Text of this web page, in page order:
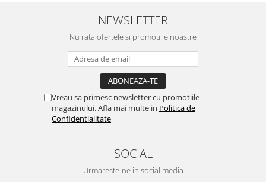
NEWSLETTER
Nu rata ofertele si promotiile noastre
Vreau sa primesc newsletter cu promotiile
magazinului. Afla mai multe in Politica de
Confidentialitate
SOCIAL
Urmareste-ne in social media